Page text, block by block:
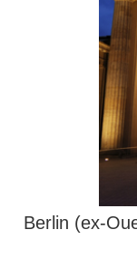
Berlin (ex-